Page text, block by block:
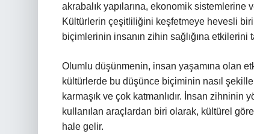
akrabalık yapılarına, ekonomik
Kültürlerin çeşitliliğini keşfetmeye hevesli biri
biçimlerinin insanın zihin sağlığına etkilerini
Olumlu düşünmenin, insan yaşamına olan
kültürlerde bu düşünce biçiminin nasıl
karmaşık ve çok katmanlıdır. İnsan
kullanılan araçlardan biri olarak, kültürel
hale gelir.